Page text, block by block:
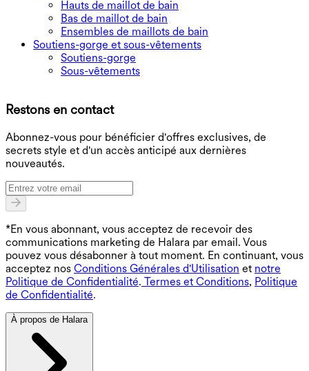
Hauts de maillot de bain
Bas de maillot de bain
Ensembles de maillots de bain
Soutiens-gorge et sous-vêtements
Soutiens-gorge
Sous-vêtements
Restons en contact
Abonnez-vous pour bénéficier d'offres exclusives, de
secrets style et d'un accès anticipé aux dernières
nouveautés.
*En vous abonnant, vous acceptez de recevoir des
communications marketing de Halara par email. Vous
pouvez vous désabonner à tout moment. En continuant, vous
acceptez nos Conditions Générales d'Utilisation et notre
Politique de Confidentialité. Termes et Conditions, Politique
de Confidentialité.
À propos de Halara